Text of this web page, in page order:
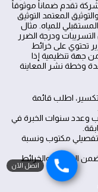
تقدم ضماناً موثوقاً
ذات جودة. 3. التقارير والتوثيق المعتمد التوثيق
للمياه. مثال
ودرجة الضرر
تحتوي على خرائط
جهة تنظيمية إذا
وخطة نشر المعاينة
اطلب قائمة
وعدد سنوات الخبرة في
مكتوب ونسبة
المواقع والخرائط
اتصل الآن